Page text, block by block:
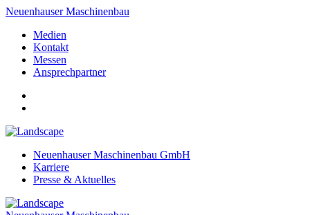
Neuenhauser Maschinenbau
Medien
Kontakt
Messen
Ansprechpartner
Neuenhauser Maschinenbau GmbH
Karriere
Presse & Aktuelles